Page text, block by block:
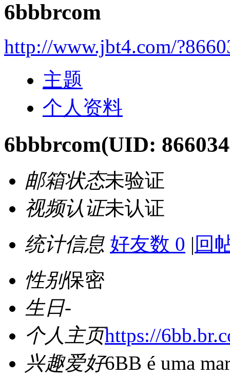
6bbbrcom
http://www.jbt4.com/
主题
个人资料
6bbbrcom(UID:
邮箱状态未验证
视频认证未认证
统计信息 好友数 0 | 回
性别保密
生日-
个人主页https://
兴趣爱好6BB é uma